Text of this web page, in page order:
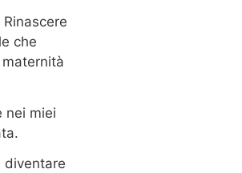
che
nei miei
diventare